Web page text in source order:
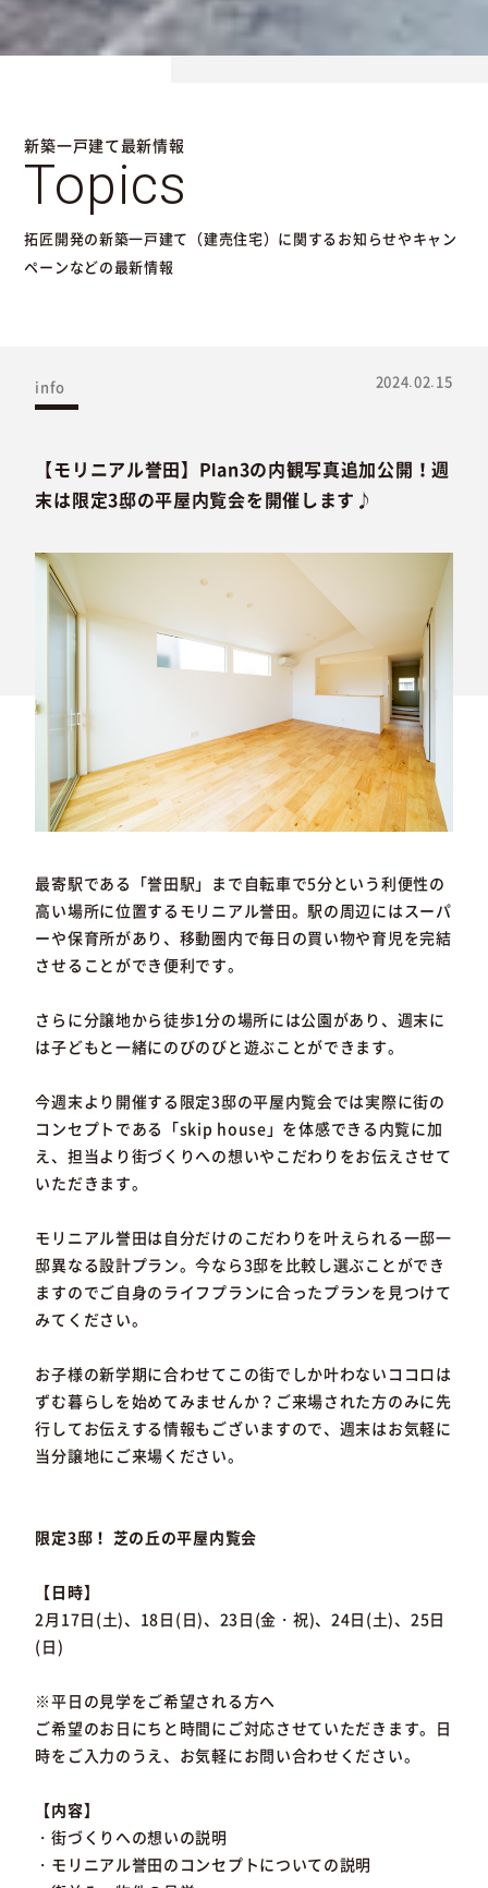
新築一戸建て最新情報
Topics
拓匠開発の新築一戸建て（建売住宅）に関するお知らせやキャン
ペーンなどの最新情報
info 2024.02.15
【モリニアル誉田】Plan3の内観写真追加公開！週
末は限定3邸の平屋内覧会を開催します♪
最寄駅である「誉田駅」まで自転車で5分という利便性の
高い場所に位置するモリニアル誉田。駅の周辺にはスーパ
ーや保育所があり、移動圏内で毎日の買い物や育児を完結
させることができ便利です。
さらに分譲地から徒歩1分の場所には公園があり、週末に
は子どもと一緒にのびのびと遊ぶことができます。
今週末より開催する限定3邸の平屋内覧会では実際に街の
コンセプトである「skip house」を体感できる内覧に加
え、担当より街づくりへの想いやこだわりをお伝えさせて
いただきます。
モリニアル誉田は自分だけのこだわりを叶えられる一邸一
邸異なる設計プラン。今なら3邸を比較し選ぶことができ
ますのでご自身のライフプランに合ったプランを見つけて
みてください。
お子様の新学期に合わせてこの街でしか叶わないココロは
ずむ暮らしを始めてみませんか？ご来場された方のみに先
行してお伝えする情報もございますので、週末はお気軽に
当分譲地にご来場ください。
限定3邸！ 芝の丘の平屋内覧会
【日時】
2月17日(土)、18日(日)、23日(金・祝)、24日(土)、25日
(日)
※平日の見学をご希望される方へ
ご希望のお日にちと時間にご対応させていただきます。日
時をご入力のうえ、お気軽にお問い合わせください。
【内容】
・街づくりへの想いの説明
・モリニアル誉田のコンセプトについての説明